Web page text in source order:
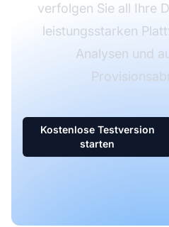
verfolgen Sie all Ihre
leistungsstarken
Analysen und
Kostenlose Testversion
starten